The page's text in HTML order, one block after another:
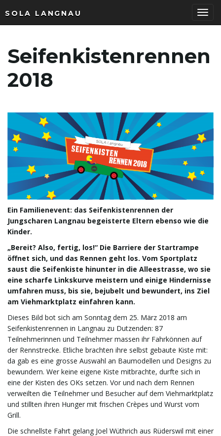
g
g
l
n
v
SOLA LANGNAU
Seifenkistenrennen
2018
Ein Familienevent: das Seifenkistenrennen der
Jungscharen Langnau begeisterte Eltern ebenso wie die
Kinder.
„Bereit? Also, fertig, los!“ Die Barriere der Startrampe
öffnet sich, und das Rennen geht los. Vom Sportplatz
saust die Seifenkiste hinunter in die Alleestrasse, wo sie
eine scharfe Linkskurve meistern und einige Hindernisse
umfahren muss, bis sie, bejubelt und bewundert, ins Ziel
am Viehmarktplatz einfahren kann.
Dieses Bild bot sich am Sonntag dem 25. März 2018 am
Seifenkistenrennen in Langnau zu Dutzenden: 87
Teilnehmerinnen und Teilnehmer massen ihr Fahrkönnen auf
der Rennstrecke. Etliche brachten ihre selbst gebaute Kiste mit:
da gab es eine grosse Auswahl an Baumodellen und Designs zu
bewundern. Wer keine eigene Kiste mitbrachte, durfte sich in
eine der Kisten des OKs setzen. Vor und nach dem Rennen
verweilten die Teilnehmer und Besucher auf dem Viehmarktplatz
und stillten ihren Hunger mit frischen Crèpes und Wurst vom
Grill.
Die schnellste Fahrt gelang Joel Wüthrich aus Rüderswil mit einer